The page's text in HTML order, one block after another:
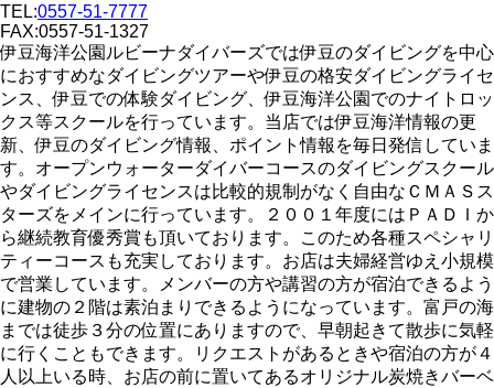
TEL:0557-51-7777
FAX:0557-51-1327
伊豆海洋公園ルビーナダイバーズでは伊豆のダイビングを中心
におすすめなダイビングツアーや伊豆の格安ダイビングライセ
ンス、伊豆での体験ダイビング、伊豆海洋公園でのナイトロッ
クス等スクールを行っています。当店では伊豆海洋情報の更
新、伊豆のダイビング情報、ポイント情報を毎日発信していま
す。オープンウォーターダイバーコースのダイビングスクール
やダイビングライセンスは比較的規制がなく自由なＣＭＡＳス
ターズをメインに行っています。２００１年度にはＰＡＤＩか
ら継続教育優秀賞も頂いております。このため各種スペシャリ
ティーコースも充実しております。お店は夫婦経営ゆえ小規模
で営業しています。メンバーの方や講習の方が宿泊できるよう
に建物の２階は素泊まりできるようになっています。富戸の海
までは徒歩３分の位置にありますので、早朝起きて散歩に気軽
に行くこともできます。リクエストがあるときや宿泊の方が４
人以上いる時、お店の前に置いてあるオリジナル炭焼きバーベ